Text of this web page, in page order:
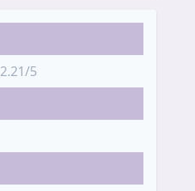
2.21/5